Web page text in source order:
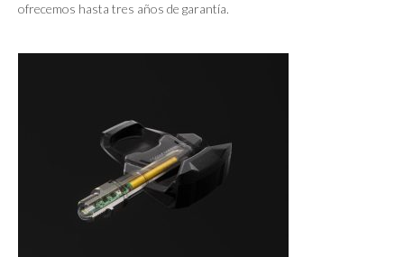
ofrecemos hasta tres años de garantía.